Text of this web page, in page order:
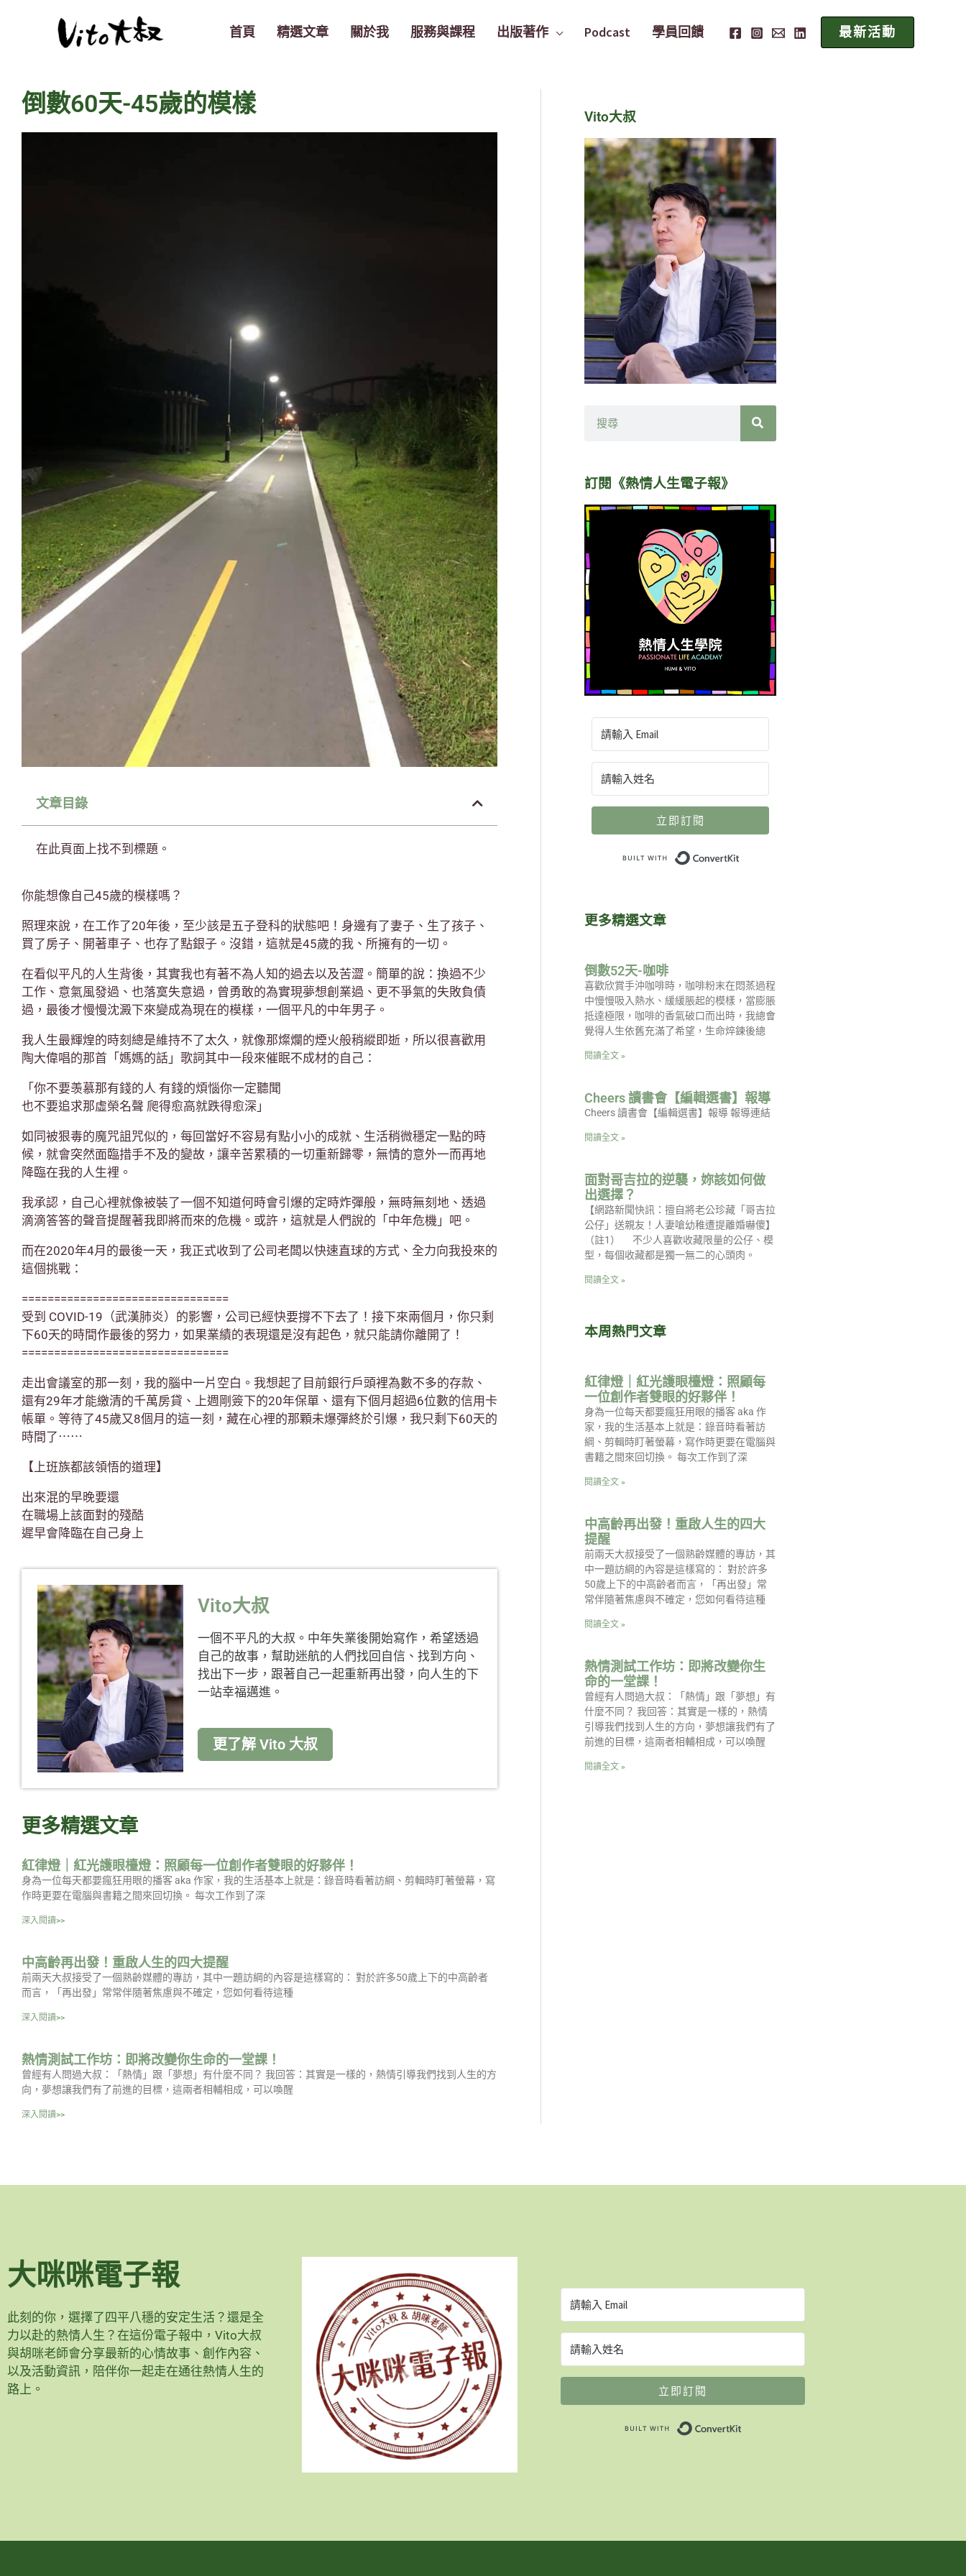
首頁 精選文章 關於我 服務與課程 出版著作 Podcast 學員回饋 最新活動
倒數60天-45歲的模樣
文章目錄
在此頁面上找不到標題。
你能想像自己45歲的模樣嗎？
照理來說，在工作了20年後，至少該是五子登科的狀態吧！身邊有了妻子、生了孩子、
買了房子、開著車子、也存了點銀子。沒錯，這就是45歲的我、所擁有的一切。
在看似平凡的人生背後，其實我也有著不為人知的過去以及苦澀。簡單的說：換過不少
工作、意氣風發過、也落寞失意過，曾勇敢的為實現夢想創業過、更不爭氣的失敗負債
過，最後才慢慢沈澱下來變成為現在的模樣，一個平凡的中年男子。
我人生最輝煌的時刻總是維持不了太久，就像那燦爛的煙火般稍縱即逝，所以很喜歡用
陶大偉唱的那首「媽媽的話」歌詞其中一段來催眠不成材的自己：
「你不要羡慕那有錢的人 有錢的煩惱你一定聽聞
也不要追求那虛榮名聲 爬得愈高就跌得愈深」
如同被狠毒的魔咒詛咒似的，每回當好不容易有點小小的成就、生活稍微穩定一點的時
候，就會突然面臨措手不及的變故，讓辛苦累積的一切重新歸零，無情的意外一而再地
降臨在我的人生裡。
我承認，自己心裡就像被裝了一個不知道何時會引爆的定時炸彈般，無時無刻地、透過
滴滴答答的聲音提醒著我即將而來的危機。或許，這就是人們說的「中年危機」吧。
而在2020年4月的最後一天，我正式收到了公司老闆以快速直球的方式、全力向我投來的
這個挑戰：
================================
受到 COVID-19（武漢肺炎）的影響，公司已經快要撐不下去了！接下來兩個月，你只剩
下60天的時間作最後的努力，如果業績的表現還是沒有起色，就只能請你離開了！
================================
走出會議室的那一刻，我的腦中一片空白。我想起了目前銀行戶頭裡為數不多的存款、
還有29年才能繳清的千萬房貸、上週剛簽下的20年保單、還有下個月超過6位數的信用卡
帳單。等待了45歲又8個月的這一刻，藏在心裡的那顆未爆彈終於引爆，我只剩下60天的
時間了⋯⋯
【上班族都該領悟的道理】
出來混的早晚要還
在職場上該面對的殘酷
遲早會降臨在自己身上
Vito大叔
一個不平凡的大叔。中年失業後開始寫作，希望透過
自己的故事，幫助迷航的人們找回自信、找到方向、
找出下一步，跟著自己一起重新再出發，向人生的下
一站幸福邁進。
更了解 Vito 大叔
更多精選文章
紅律燈｜紅光護眼檯燈：照顧每一位創作者雙眼的好夥伴！
身為一位每天都要瘋狂用眼的播客 aka 作家，我的生活基本上就是：錄音時看著訪綱、剪輯時盯著螢幕，寫
作時更要在電腦與書籍之間來回切換。 每次工作到了深
深入閱讀>>
中高齡再出發！重啟人生的四大提醒
前兩天大叔接受了一個熟齡媒體的專訪，其中一題訪綱的內容是這樣寫的： 對於許多50歲上下的中高齡者
而言，「再出發」常常伴隨著焦慮與不確定，您如何看待這種
深入閱讀>>
熱情測試工作坊：即將改變你生命的一堂課！
曾經有人問過大叔：「熱情」跟「夢想」有什麼不同？ 我回答：其實是一樣的，熱情引導我們找到人生的方
向，夢想讓我們有了前進的目標，這兩者相輔相成，可以喚醒
深入閱讀>>
Vito大叔
訂閱《熱情人生電子報》
立即訂閱
更多精選文章
倒數52天-咖啡
喜歡欣賞手沖咖啡時，咖啡粉末在悶蒸過程
中慢慢吸入熱水、緩緩脹起的模樣，當膨脹
抵達極限，咖啡的香氣破口而出時，我總會
覺得人生依舊充滿了希望，生命焠鍊後總
閱讀全文 »
Cheers 讀書會【編輯選書】報導
Cheers 讀書會【編輯選書】報導 報導連結
閱讀全文 »
面對哥吉拉的逆襲，妳該如何做
出選擇？
【網路新聞快訊：擅自將老公珍藏「哥吉拉
公仔」送親友！人妻嗆幼稚遭提離婚嚇傻】
（註1） 不少人喜歡收藏限量的公仔、模
型，每個收藏都是獨一無二的心頭肉。
閱讀全文 »
本周熱門文章
紅律燈｜紅光護眼檯燈：照顧每
一位創作者雙眼的好夥伴！
身為一位每天都要瘋狂用眼的播客 aka 作
家，我的生活基本上就是：錄音時看著訪
綱、剪輯時盯著螢幕，寫作時更要在電腦與
書籍之間來回切換。 每次工作到了深
閱讀全文 »
中高齡再出發！重啟人生的四大
提醒
前兩天大叔接受了一個熟齡媒體的專訪，其
中一題訪綱的內容是這樣寫的： 對於許多
50歲上下的中高齡者而言，「再出發」常
常伴隨著焦慮與不確定，您如何看待這種
閱讀全文 »
熱情測試工作坊：即將改變你生
命的一堂課！
曾經有人問過大叔：「熱情」跟「夢想」有
什麼不同？ 我回答：其實是一樣的，熱情
引導我們找到人生的方向，夢想讓我們有了
前進的目標，這兩者相輔相成，可以喚醒
閱讀全文 »
大咪咪電子報
此刻的你，選擇了四平八穩的安定生活？還是全
力以赴的熱情人生？在這份電子報中，Vito大叔
與胡咪老師會分享最新的心情故事、創作內容、
以及活動資訊，陪伴你一起走在通往熱情人生的
路上。
立即訂閱